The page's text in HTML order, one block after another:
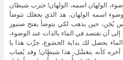
الولهان اسمه، الولهان! خنزب شيطان
اسمه الولهان، هذ الذي يجعلك تتوضأ
يُجَن، حين يذهب لكي يتوضأ يفتح صنبور
إلى أن نقتصد في الماء بالذات عند الوضوء،
يحصل لك بداية الخشوع، جرِّب هذا يا
آخره كأنه يتغسَّل، هذا شيطان! وقد يُصاب